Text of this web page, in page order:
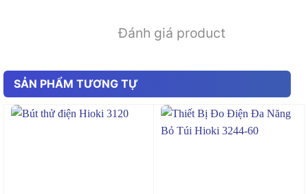
Đánh giá product
SẢN PHẨM TƯƠNG TỰ